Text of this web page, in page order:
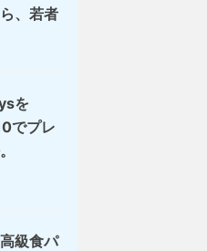
、若者
を
でプレ
級食パ